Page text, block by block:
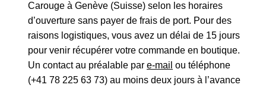
Carouge à Genève (Suisse) selon les horaires
d’ouverture sans payer de frais de port. Pour des
raisons logistiques, vous avez un délai de 15 jours
pour venir récupérer votre commande en boutique.
Un contact au préalable par e-mail ou téléphone
(+41 78 225 63 73) au moins deux jours à l’avance